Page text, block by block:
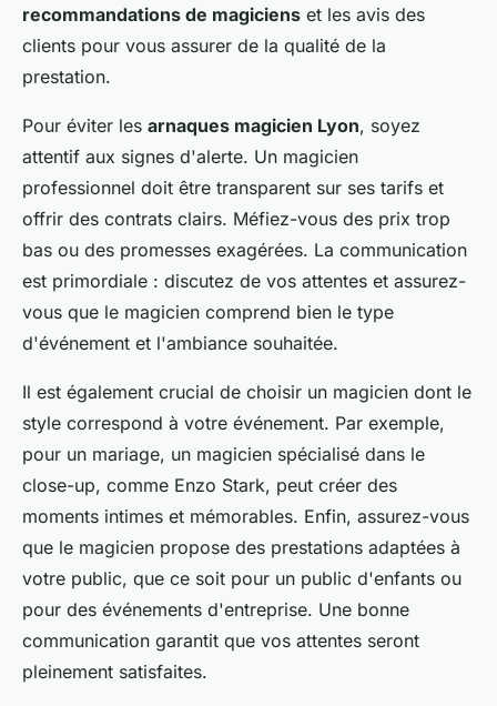
recommandations de magiciens et les avis des
clients pour vous assurer de la qualité de la
prestation.
Pour éviter les arnaques magicien Lyon, soyez
attentif aux signes d'alerte. Un magicien
professionnel doit être transparent sur ses tarifs et
offrir des contrats clairs. Méfiez-vous des prix trop
bas ou des promesses exagérées. La communication
est primordiale : discutez de vos attentes et assurez-
vous que le magicien comprend bien le type
d'événement et l'ambiance souhaitée.
Il est également crucial de choisir un magicien dont le
style correspond à votre événement. Par exemple,
pour un mariage, un magicien spécialisé dans le
close-up, comme Enzo Stark, peut créer des
moments intimes et mémorables. Enfin, assurez-vous
que le magicien propose des prestations adaptées à
votre public, que ce soit pour un public d'enfants ou
pour des événements d'entreprise. Une bonne
communication garantit que vos attentes seront
pleinement satisfaites.